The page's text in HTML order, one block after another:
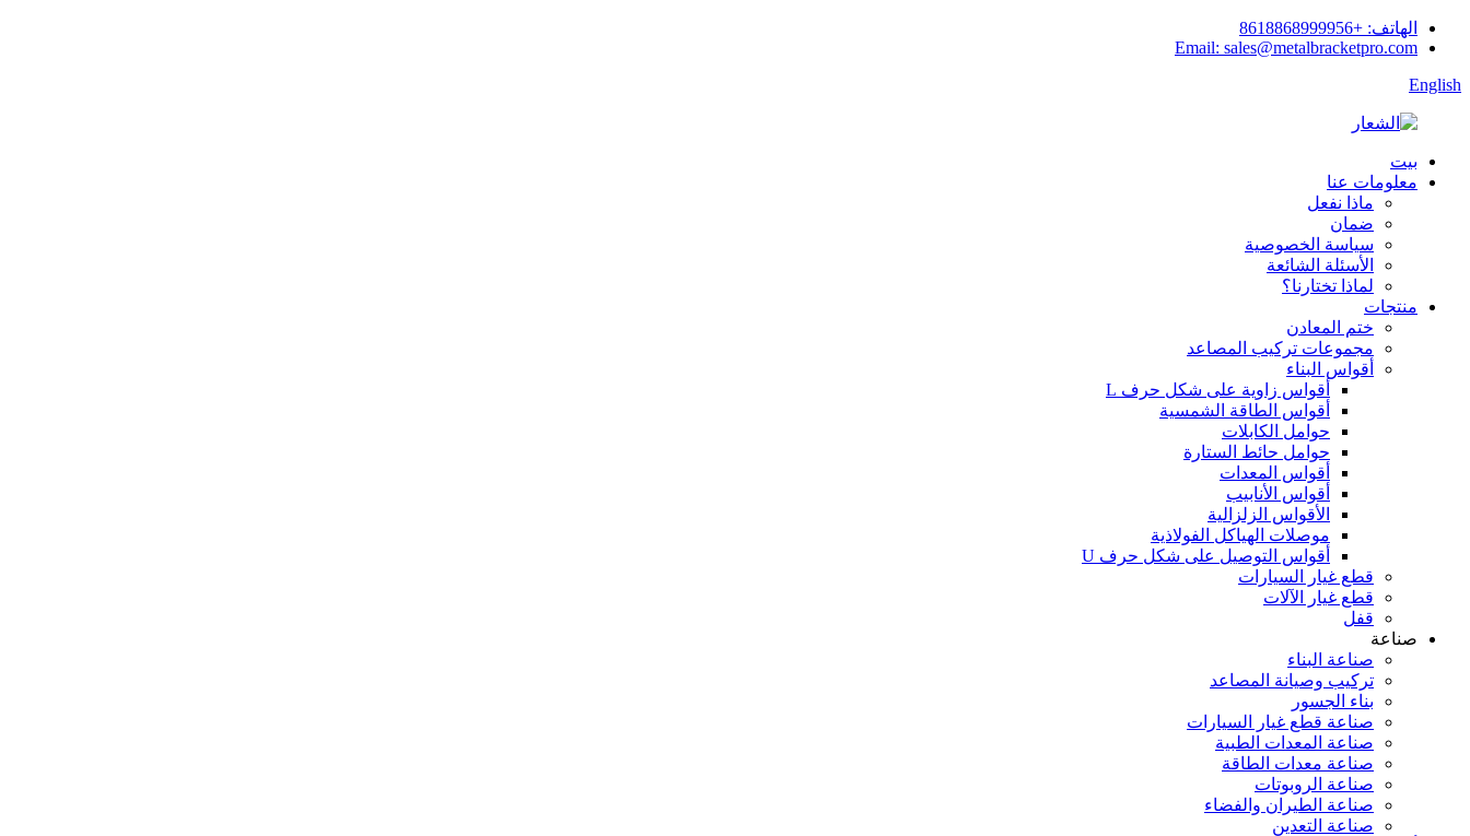
الهاتف: +8618868999956
Email: sales@metalbracketpro.com
English
بيت
معلومات عنا
ماذا نفعل
ضمان
سياسة الخصوصية
الأسئلة الشائعة
لماذا تختارنا؟
منتجات
ختم المعادن
مجموعات تركيب المصاعد
أقواس البناء
أقواس زاوية على شكل حرف L
أقواس الطاقة الشمسية
حوامل الكابلات
حوامل حائط الستارة
أقواس المعدات
أقواس الأنابيب
الأقواس الزلزالية
موصلات الهياكل الفولاذية
أقواس التوصيل على شكل حرف U
قطع غيار السيارات
قطع غيار الآلات
قفل
صناعة
صناعة البناء
تركيب وصيانة المصاعد
بناء الجسور
صناعة قطع غيار السيارات
صناعة المعدات الطبية
صناعة معدات الطاقة
صناعة الروبوتات
صناعة الطيران والفضاء
صناعة التعدين